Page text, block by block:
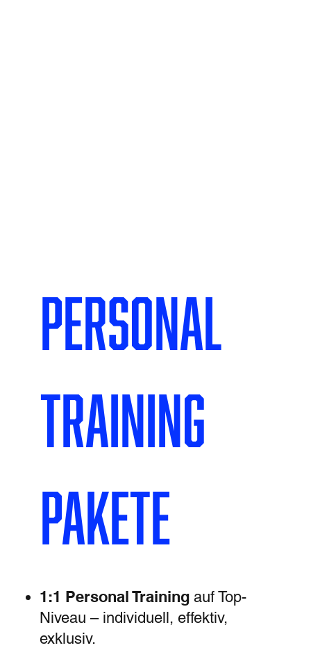
Personal
Training
Pakete
1:1 Personal Training auf Top-
Niveau – individuell, effektiv,
exklusiv.